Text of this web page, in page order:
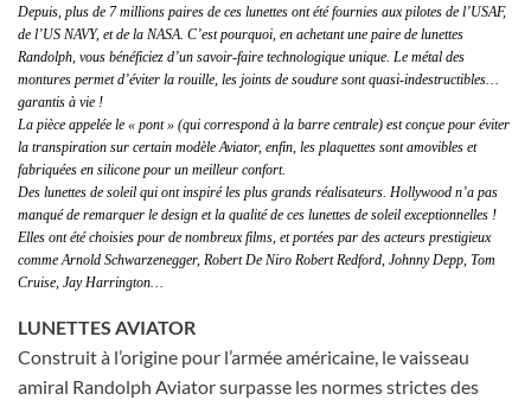
Depuis, plus de 7 millions paires de ces lunettes ont été fournies aux pilotes de l’USAF,
de l’US NAVY, et de la NASA. C’est pourquoi, en achetant une paire de lunettes
Randolph, vous bénéficiez d’un savoir-faire technologique unique. Le métal des
montures permet d’éviter la rouille, les joints de soudure sont quasi-indestructibles…
garantis à vie !
La pièce appelée le « pont » (qui correspond à la barre centrale) est conçue pour éviter
la transpiration sur certain modèle Aviator, enfin, les plaquettes sont amovibles et
fabriquées en silicone pour un meilleur confort.
Des lunettes de soleil qui ont inspiré les plus grands réalisateurs. Hollywood n’a pas
manqué de remarquer le design et la qualité de ces lunettes de soleil exceptionnelles !
Elles ont été choisies pour de nombreux films, et portées par des acteurs prestigieux
comme Arnold Schwarzenegger, Robert De Niro Robert Redford, Johnny Depp, Tom
Cruise, Jay Harrington…
LUNETTES AVIATOR
Construit à l’origine pour l’armée américaine, le vaisseau
amiral Randolph Aviator surpasse les normes strictes des